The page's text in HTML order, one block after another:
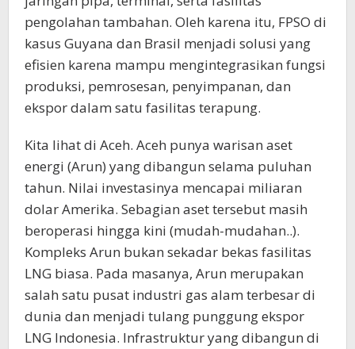
pengolahan tambahan. Oleh karena itu, FPSO di
kasus Guyana dan Brasil menjadi solusi yang
efisien karena mampu mengintegrasikan fungsi
produksi, pemrosesan, penyimpanan, dan
ekspor dalam satu fasilitas terapung.
Kita lihat di Aceh. Aceh punya warisan aset
energi (Arun) yang dibangun selama puluhan
tahun. Nilai investasinya mencapai miliaran
dolar Amerika. Sebagian aset tersebut masih
beroperasi hingga kini (mudah-mudahan..).
Kompleks Arun bukan sekadar bekas fasilitas
LNG biasa. Pada masanya, Arun merupakan
salah satu pusat industri gas alam terbesar di
dunia dan menjadi tulang punggung ekspor
LNG Indonesia. Infrastruktur yang dibangun di